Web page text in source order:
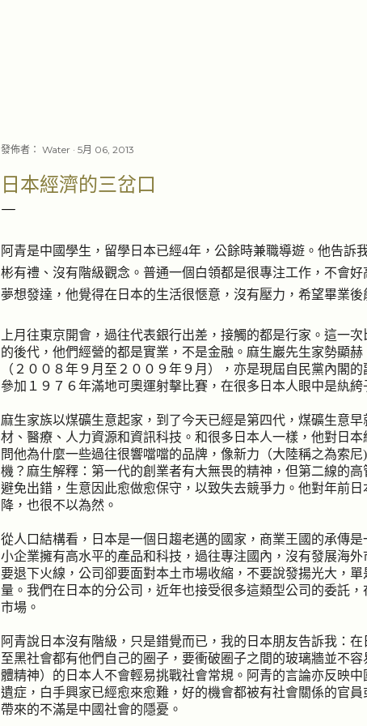
發佈者： Water 5月 06, 2013
日本經濟的三岔口
阿青是中國學生，留學日本已經4年，公餘時兼職導遊。他告訴
彬有禮、沒有階級觀念。普通一個白領都是很專注工作，不會
夢想發達，他覺得在日本的生活很愜意，沒有壓力，希望畢業後
上月往東京開會，過往代表銀行出差，接觸的都是行家。這一
的後代，他們經營的都是實業，不是金融。麻生巖先生家勢顯
（２００８年９月至２００９年９月），亦是現屆自民黨內閣
參加１９７６年滿地可奧運射擊比賽，在很多日本人眼中是紈絝
麻生家族以煤礦生意起家，到了今天已經是第四代，煤礦生意
材 、醫療、人力資源和資訊科技 。和很多日本人一樣，他對日本
問他為什麼一些過往很響噹噹的品牌，像新力（大陸稱之為索尼)
機？麻生解釋：第一代的創業者有大無畏的精神，但第二線的
避免出錯，生意因此愈做愈保守，以致失去競爭力。他對年前
降，也很不以為然。
從人口結構看，日本是一個日趨老邁的國家，商業王國的承傳
小企業擁有高水平的產品和科技，過往專注國內，沒有發展海
要退下火線，公司卻要面對本土市場收縮，不要說發揚光大，
量。我們在日本的分公司，近年也接受很多這類型公司的委託
市場。
阿青說日本沒有階級，只是錯覺而已，我的日本朋友告訴我：在
至黑社會都有他們自己的圈子，要衝破圈子之間的玻璃牆並不
體精神）的日本人不會輕易挑戰社會常規。阿青的言論亦反映
遺症，白手興家已經愈來愈難，好的機會都被有社會關係的官
帶來的不滿是中國社會的隱憂。